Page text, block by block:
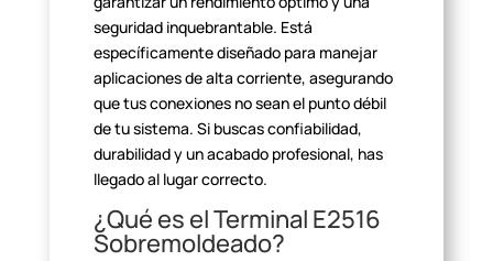
seguridad inquebrantable. Está
específicamente diseñado para manejar
aplicaciones de alta corriente, asegurando
que tus conexiones no sean elpunto débil
de tu sistema. Si buscas confiabilidad,
durabilidad y un acabadoprofesional, has
llegado al lugar correcto.
¿Qué es el Terminal E2516
Sobremoldeado?